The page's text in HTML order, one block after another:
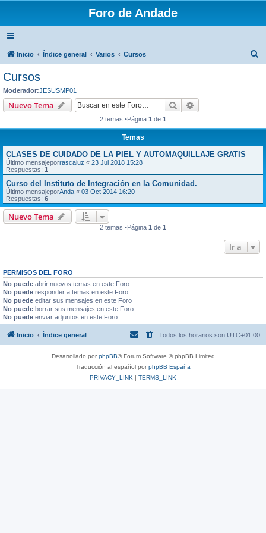
Foro de Andade
Inicio Índice general Varios Cursos
Cursos
Moderador:JESUSMP01
Nuevo Tema Buscar
2 temas •Página 1 de 1
Temas
CLASES DE CUIDADO DE LA PIEL Y AUTOMAQUILLAJE GRATIS
Último mensajeporrascaluz « 23 Jul 2018 15:28
Respuestas: 1
Curso del Instituto de Integración en la Comunidad.
Último mensajeporAnda « 03 Oct 2014 16:20
Respuestas: 6
Nuevo Tema
2 temas •Página 1 de 1
Ir a
PERMISOS DEL FORO
No puede abrir nuevos temas en este Foro
No puede responder a temas en este Foro
No puede editar sus mensajes en este Foro
No puede borrar sus mensajes en este Foro
No puede enviar adjuntos en este Foro
Inicio Índice general Todos los horarios son UTC+01:00
Desarrollado porphpBB® Forum Software © phpBB Limited
Traducción al español porphpBB España
PRIVACY_LINK | TERMS_LINK